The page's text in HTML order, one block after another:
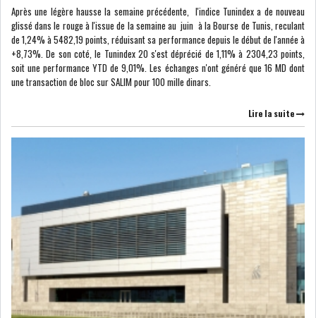
ECONOMIE
ACTUALITÉS
ÉCONOMIQUES
EMPLOI
PRIVATISATION NOMINATION
LOI DE FINANCE ENERGIE
MATIÈRES PREMIÈRES RATING
MÉDIAS EDUCATION
Après une légère hausse la semaine précédente, l'indice Tunindex a de nouveau
glissé dans le rouge à l'issue de la semaine au juin à la Bourse de Tunis, reculant
de 1,24% à 5482,19 points, réduisant sa performance depuis le début de l'année à
+8,73%. De son coté, le Tunindex 20 s'est déprécié de 1,11% à 2304,23 points,
soit une performance YTD de 9,01%. Les échanges n'ont généré que 16 MD dont
une transaction de bloc sur SALIM pour 100 mille dinars.
Lire la suite